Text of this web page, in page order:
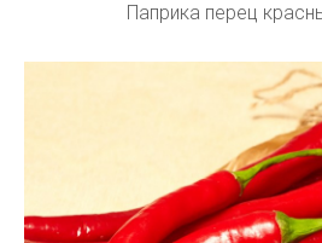
Паприка перец